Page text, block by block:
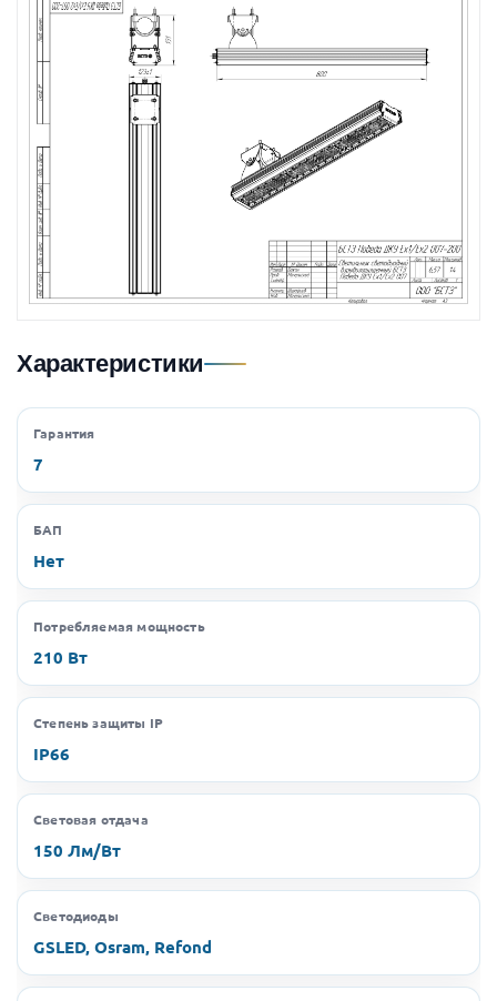
Характеристики
Гарантия
7
БАП
Нет
Потребляемая мощность
210 Вт
Степень защиты IP
IP66
Световая отдача
150 Лм/Вт
Светодиоды
GSLED, Osram, Refond